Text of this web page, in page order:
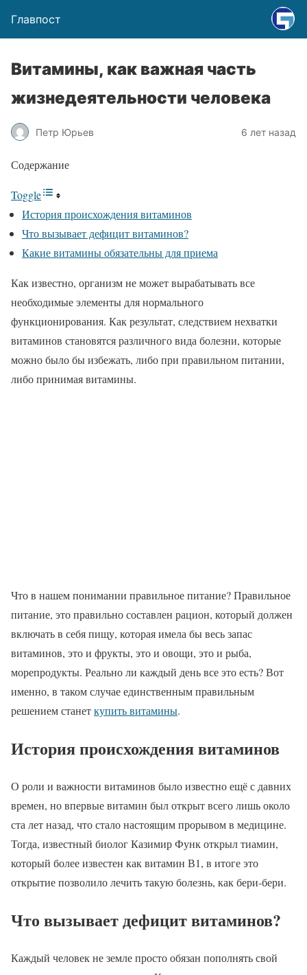
Главпост
Витамины, как важная часть
жизнедеятельности человека
Петр Юрьев 6 лет назад
Содержание
Toggle
История происхождения витаминов
Что вызывает дефицит витаминов?
Какие витамины обязательны для приема
Как известно, организм не может вырабатывать все
необходимые элементы для нормального
функционирования. Как результат, следствием нехватки
витаминов становятся различного вида болезни, которые
можно было бы избежать, либо при правильном питании,
либо принимая витамины.
Что в нашем понимании правильное питание? Правильное
питание, это правильно составлен рацион, который должен
включать в себя пищу, которая имела бы весь запас
витаминов, это и фрукты, это и овощи, это и рыба,
морепродукты. Реально ли каждый день все это есть? Вот
именно, в таком случае единственным правильным
решением станеткупить витамины.
История происхождения витаминов
О роли и важности витаминов было известно ещё с давних
времен, но впервые витамин был открыт всего лишь около
ста лет назад, что стало настоящим прорывом в медицине.
Тогда, известный биолог Казимир Функ открыл тиамин,
который более известен как витамин В1, в итоге это
открытие позволило лечить такую болезнь, как бери-бери.
Что вызывает дефицит витаминов?
Каждый человек не земле просто обязан пополнять свой